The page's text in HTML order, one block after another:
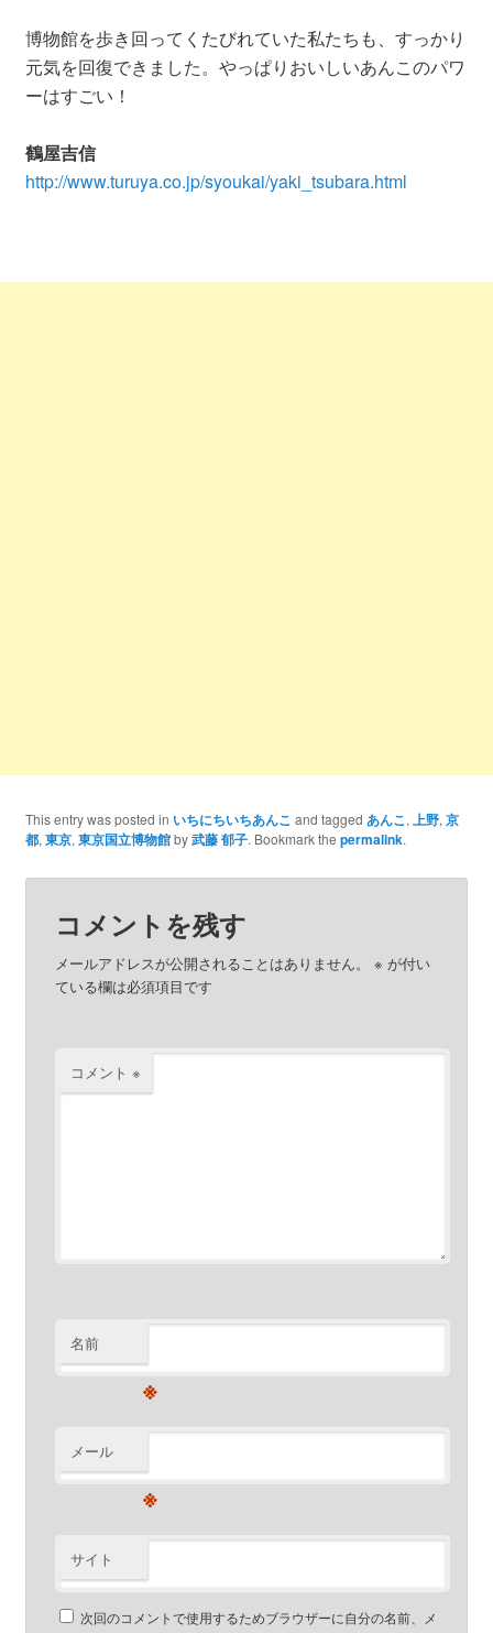
博物館を歩き回ってくたびれていた私たちも、すっかり
元気を回復できました。やっぱりおいしいあんこのパワ
ーはすごい！
鶴屋吉信
http://www.turuya.co.jp/syoukai/yaki_tsubara.html
This entry was posted in いちにちいちあんこ and tagged あんこ, 上野, 京
都, 東京, 東京国立博物館by武藤 郁子. Bookmark the permalink.
コメントを残す
メールアドレスが公開されることはありません。 ※ が付い
ている欄は必須項目です
コメント ※
名前
※
メール
※
サイト
次回のコメントで使用するためブラウザーに自分の名前、メ